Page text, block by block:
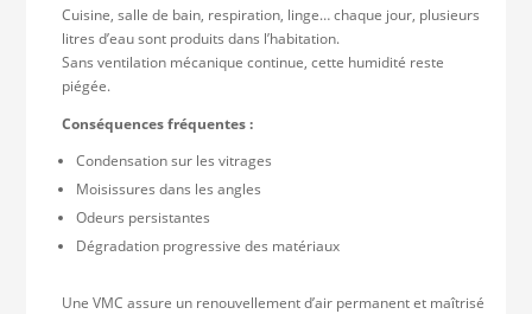
Cuisine, salle de bain, respiration, linge… chaque jour, plusieurs
litres d’eau sont produits dans l’habitation.
Sans ventilation mécanique continue, cette humidité reste
piégée.
Conséquences fréquentes :
Condensation sur les vitrages
Moisissures dans les angles
Odeurs persistantes
Dégradation progressive des matériaux
Une VMC assure un renouvellement d’air permanent et maîtrisé